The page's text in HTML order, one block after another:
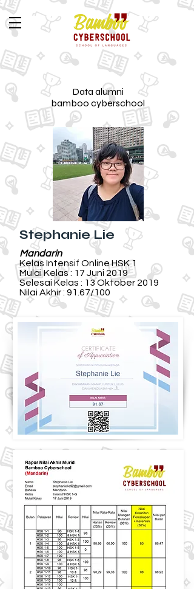
Data alumni
bamboo cyberschool
Stephanie Lie
Mandarin
Kelas Intensif Online HSK 1
Mulai Kelas : 17 Juni 2019
Selesai Kelas : 13 Oktober 2019
Nilai Akhir : 91.67/100